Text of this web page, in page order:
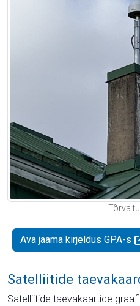
Tõrva
Ava jaama kirjeldus GPA-s
Satelliitide
Satelliitide taevakaartide